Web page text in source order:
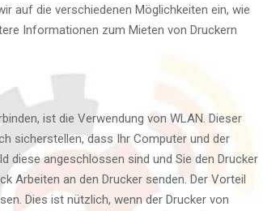
auf die verschiedenen Möglichkeiten ein, wie
Informationen zum Mieten von Druckern
ist die Verwendung von WLAN. Dieser
sicherstellen, dass Ihr Computer und der
diese angeschlossen sind und Sie den Drucker
Arbeiten an den Drucker senden. Der Vorteil
Dies ist nützlich, wenn der Drucker von